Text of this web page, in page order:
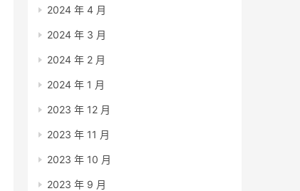
2024 年 4 月
2024 年 3 月
2024 年 2 月
2024 年 1 月
2023 年 12 月
2023 年 11 月
2023 年 10 月
2023 年 9 月